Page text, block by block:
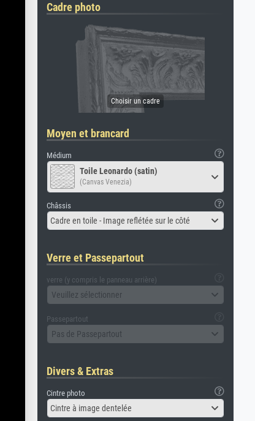
Cadre photo
Moyen et brancard
Médium
Toile Leonardo (satin)
(Canvas Venezia)
Châssis
Cadre en toile - Image reflétée sur le côté
Verre et Passepartout
verre (y compris le panneau arrière)
Veuillez sélectionner
Passepartout
Pas de Passepartout
Divers & Extras
Cintre photo
Cintre à image dentelée